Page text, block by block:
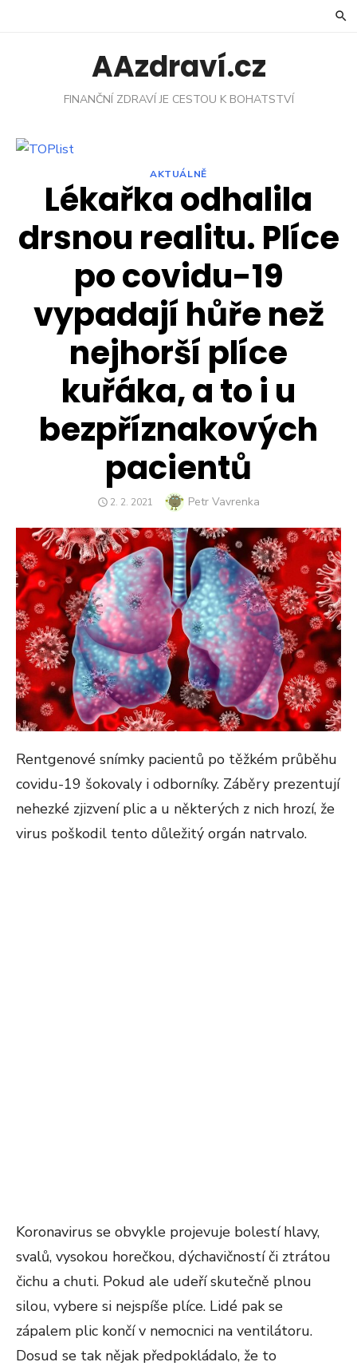
AAzdraví.cz
FINANČNÍ ZDRAVÍ JE CESTOU K BOHATSTVÍ
AKTUÁLNĚ
Lékařka odhalila
drsnou realitu. Plíce
po covidu-19
vypadají hůře než
nejhorší plíce
kuřáka, a to i u
bezpříznakových
pacientů
POSTED
2. 2. 2021 Author
Petr Vavrenka
Rentgenové snímky pacientů po těžkém průběhu
covidu-19 šokovaly i odborníky. Záběry prezentují
nehezké zjizvení plic a u některých z nich hrozí, že
virus poškodil tento důležitý orgán natrvalo.
Koronavirus se obvykle projevuje bolestí hlavy,
svalů, vysokou horečkou, dýchavičností či ztrátou
čichu a chuti. Pokud ale udeří skutečně plnou
silou, vybere si nejspíše plíce. Lidé pak se
zápalem plic končí v nemocnici na ventilátoru.
Dosud se tak nějak předpokládalo, že to